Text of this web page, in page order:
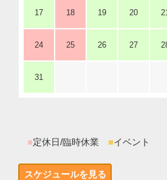
17 18 19 20
24 25 26 27
31
■定休日/臨時休業 ■イベント
スケジュールを見る